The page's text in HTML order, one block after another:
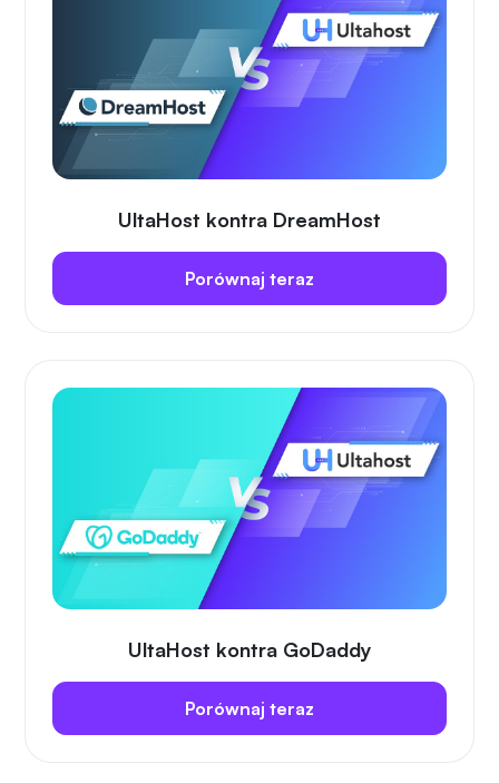
UltaHost kontra DreamHost
Porównaj teraz
UltaHost kontra GoDaddy
Porównaj teraz